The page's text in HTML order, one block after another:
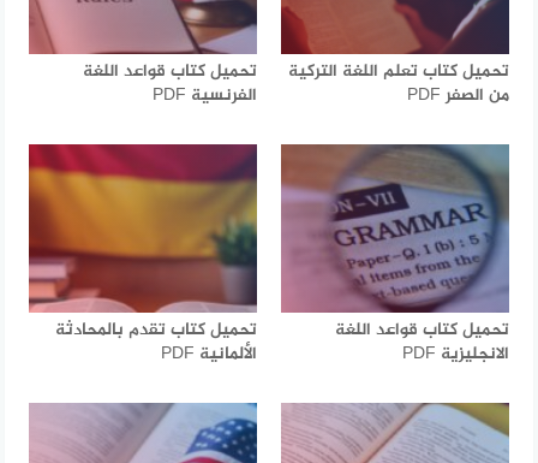
تحميل كتاب تعلم اللغة التركية
من الصفر PDF
تحميل كتاب قواعد اللغة
الفرنسية PDF
تحميل كتاب قواعد اللغة
الانجليزية PDF
تحميل كتاب تقدم بالمحادثة
الألمانية PDF